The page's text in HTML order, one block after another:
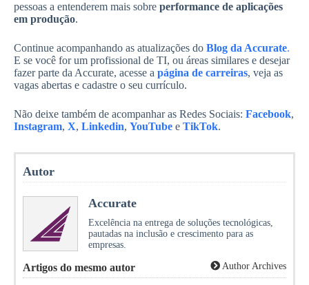
pessoas a entenderem mais sobre performance de aplicações
em produção.
Continue acompanhando as atualizações do Blog da Accurate.
E se você for um profissional de TI, ou áreas similares e desejar
fazer parte da Accurate, acesse a página de carreiras, veja as
vagas abertas e cadastre o seu currículo.
Não deixe também de acompanhar as Redes Sociais: Facebook,
Instagram, X, Linkedin, YouTube e TikTok.
Autor
Accurate
Excelência na entrega de soluções tecnológicas,
pautadas na inclusão e crescimento para as
empresas.
Artigos do mesmo autor Author Archives